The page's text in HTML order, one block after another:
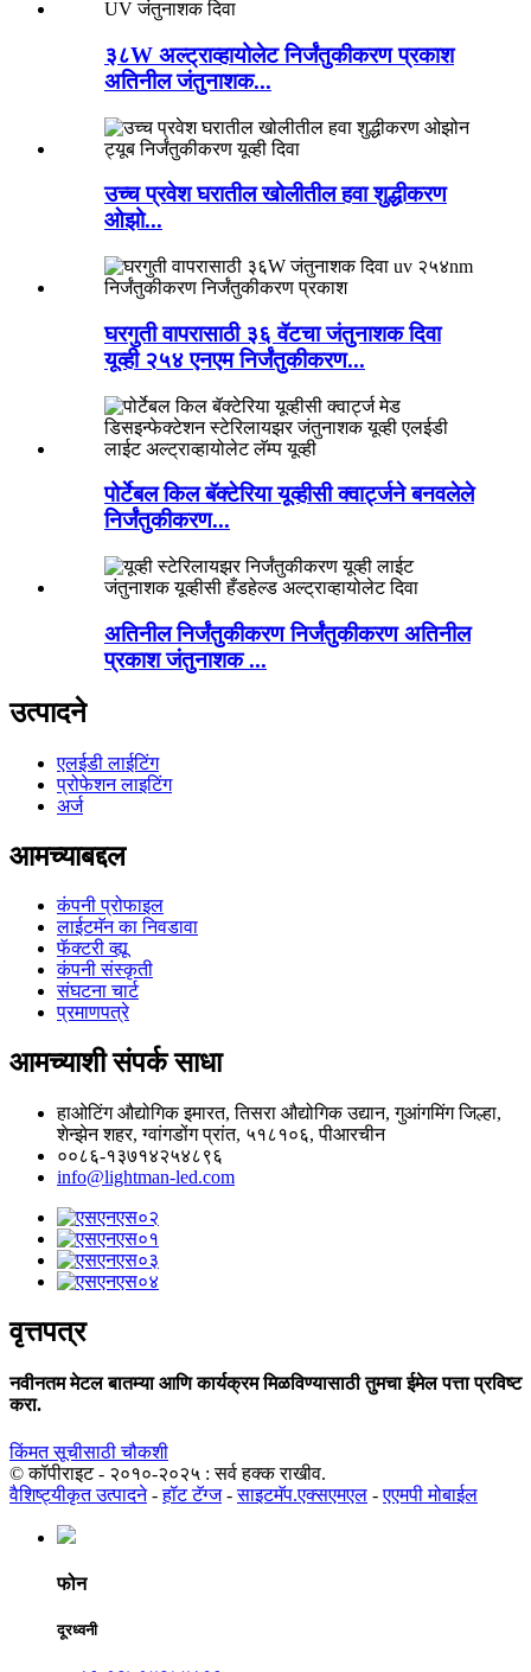
३८W अल्ट्राव्हायोलेट निर्जंतुकीकरण प्रकाश
अतिनील जंतुनाशक...
उच्च प्रवेश घरातील खोलीतील हवा शुद्धीकरण
ओझो...
घरगुती वापरासाठी ३६ वॅटचा जंतुनाशक दिवा
यूव्ही २५४ एनएम निर्जंतुकीकरण...
पोर्टेबल किल बॅक्टेरिया यूव्हीसी क्वार्ट्जने बनवलेले
निर्जंतुकीकरण...
अतिनील निर्जंतुकीकरण निर्जंतुकीकरण अतिनील
प्रकाश जंतुनाशक ...
उत्पादने
एलईडी लाईटिंग
प्रोफेशन लाइटिंग
अर्ज
आमच्याबद्दल
कंपनी प्रोफाइल
लाईटमॅन का निवडावा
फॅक्टरी व्ह्यू
कंपनी संस्कृती
संघटना चार्ट
प्रमाणपत्रे
आमच्याशी संपर्क साधा
हाओटिंग औद्योगिक इमारत, तिसरा औद्योगिक उद्यान, गुआंगमिंग जिल्हा,
शेन्झेन शहर, ग्वांगडोंग प्रांत, ५१८१०६, पीआरचीन
००८६-१३७१४२५४८९६
info@lightman-led.com
वृत्तपत्र
नवीनतम मेटल बातम्या आणि कार्यक्रम मिळविण्यासाठी तुमचा ईमेल पत्ता प्रविष्ट
करा.
किंमत सूचीसाठी चौकशी
© कॉपीराइट - २०१०-२०२५ : सर्व हक्क राखीव.
वैशिष्ट्यीकृत उत्पादने-हॉट टॅग्ज-साइटमॅप.एक्सएमएल -एएमपी मोबाईल
फोन
दूरध्वनी